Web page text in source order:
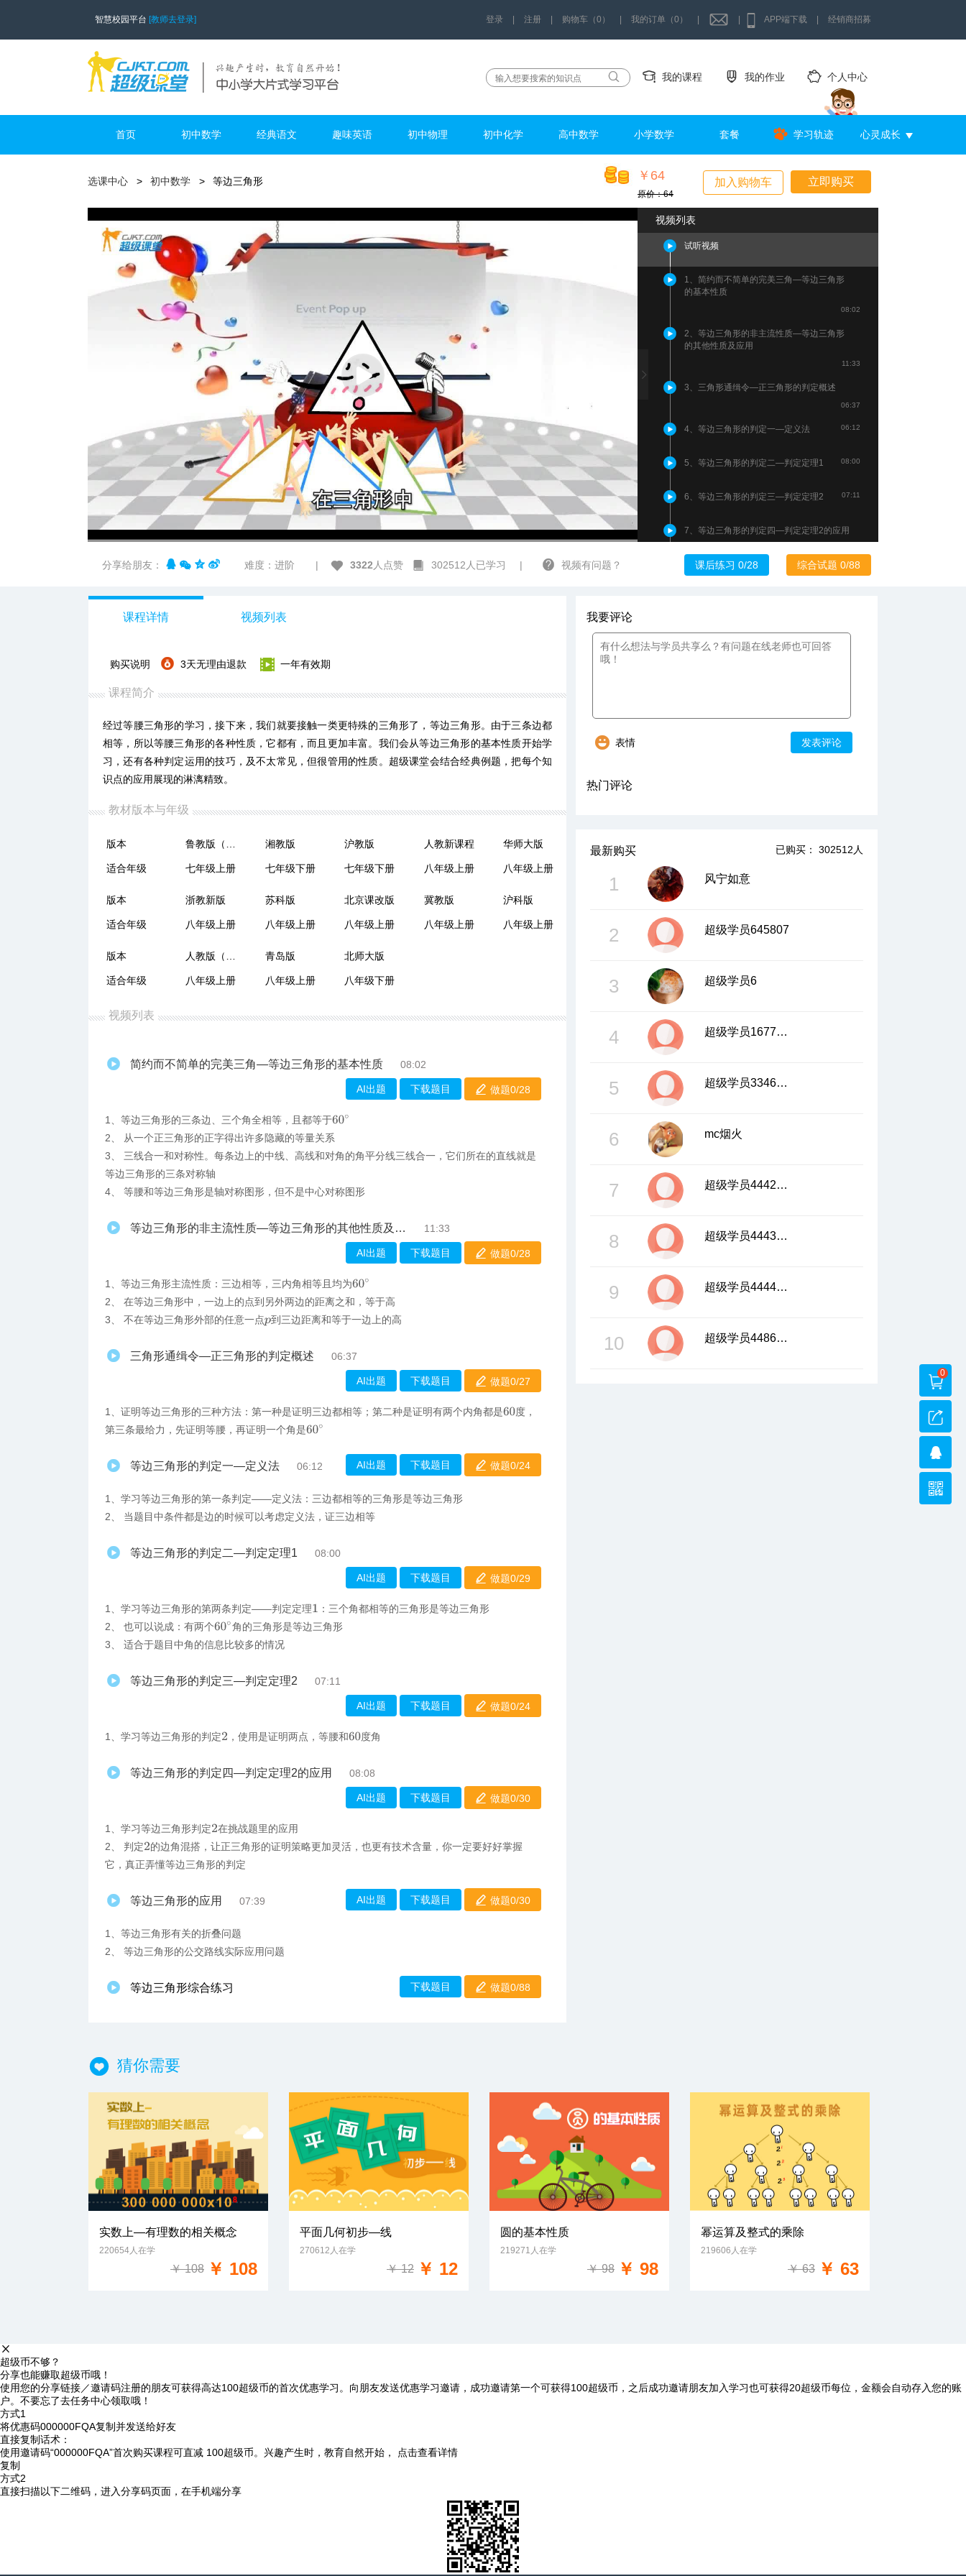
智慧校园平台 [教师去登录] 登录 注册 购物车（0） 我的订单（0） APP端下载 经销商招募
我的课程 我的作业 个人中心
首页 初中数学 经典语文 趣味英语 初中物理 初中化学 高中数学 小学数学 套餐 学习轨迹 心灵成长
立即购买
加入购物车
￥64
原价：64
选课中心 初中数学 等边三角形
h12678
00:00 / 01:38 高清 1x
视频列表
试听视频
1、简约而不简单的完美三角—等边三角形
的基本性质
08:02
2、等边三角形的非主流性质—等边三角形
的其他性质及应用
11:33
3、三角形通缉令—正三角形的判定概述
06:37
4、等边三角形的判定一—定义法 06:12
5、等边三角形的判定二—判定定理1 08:00
6、等边三角形的判定三—判定定理2 07:11
7、等边三角形的判定四—判定定理2的应用
8、等边三角形的应用 07:39
分享给朋友： 难度：进阶 | 3322 人点赞 302512人已学习 | 视频有问题？ 课后练习 0/28 综合试题 0/88
课程详情 视频列表
购买说明 3天无理由退款 一年有效期
课程简介
经过等腰三角形的学习，接下来，我们就要接触一类更特殊的三角形了，等边三角形。由于三条边都
相等，所以等腰三角形的各种性质，它都有，而且更加丰富。我们会从等边三角形的基本性质开始学
习，还有各种判定运用的技巧，及不太常见，但很管用的性质。超级课堂会结合经典例题，把每个知
识点的应用展现的淋漓精致。
教材版本与年级
版本
适合年级 七年级上册
湘教版
七年级下册
沪教版
七年级下册
人教新课程
八年级上册
华师大版
八年级上册
版本
适合年级
浙教新版
八年级上册
苏科版
八年级上册
北京课改版
八年级上册
冀教版
八年级上册
沪科版
八年级上册
版本
适合年级 八年级上册
青岛版
八年级上册
北师大版
八年级下册
视频列表
简约而不简单的完美三角—等边三角形的基本性质 08:02
AI出题 下载题目 做题0/28
1、等边三角形的三条边、三个角全相等，且都等于60∘
2、 从一个正三角形的正字得出许多隐藏的等量关系
3、 三线合一和对称性。每条边上的中线、高线和对角的角平分线三线合一，它们所在的直线就是
等边三角形的三条对称轴
4、 等腰和等边三角形是轴对称图形，但不是中心对称图形
等边三角形的非主流性质—等边三角形的其他性质及应用 11:33
AI出题 下载题目 做题0/28
1、等边三角形主流性质：三边相等，三内角相等且均为60∘
2、 在等边三角形中，一边上的点到另外两边的距离之和，等于高
3、 不在等边三角形外部的任意一点p到三边距离和等于一边上的高
三角形通缉令—正三角形的判定概述 06:37
AI出题 下载题目 做题0/27
1、证明等边三角形的三种方法：第一种是证明三边都相等；第二种是证明有两个内角都是60度，
第三条最给力，先证明等腰，再证明一个角是60∘
等边三角形的判定一—定义法 06:12 AI出题 下载题目 做题0/24
1、学习等边三角形的第一条判定——定义法：三边都相等的三角形是等边三角形
2、 当题目中条件都是边的时候可以考虑定义法，证三边相等
等边三角形的判定二—判定定理1 08:00
AI出题 下载题目 做题0/29
1、学习等边三角形的第两条判定——判定定理1 ：三个角都相等的三角形是等边三角形
2、 也可以说成：有两个60∘角的三角形是等边三角形
3、 适合于题目中角的信息比较多的情况
等边三角形的判定三—判定定理2 07:11
AI出题 下载题目 做题0/24
1、学习等边三角形的判定2 ，使用是证明两点，等腰和60度角
等边三角形的判定四—判定定理2的应用 08:08
AI出题 下载题目 做题0/30
1、学习等边三角形判定2在挑战题里的应用
2、 判定2的边角混搭，让正三角形的证明策略更加灵活，也更有技术含量，你一定要好好掌握
它，真正弄懂等边三角形的判定
等边三角形的应用 07:39 AI出题 下载题目 做题0/30
1、等边三角形有关的折叠问题
2、 等边三角形的公交路线实际应用问题
等边三角形综合练习 下载题目 做题0/88
我要评论
发表评论
表情
热门评论
已购买： 302512人
最新购买
1 风宁如意
2 超级学员645807
3 超级学员6
4 超级学员1677117
5 超级学员3346796
6 mc烟火
7 超级学员4442170
8 超级学员4443011
9 超级学员4444926
10 超级学员4486035
猜你需要
实数上—有理数的相关概念
220654人在学
￥ 108 ￥ 108
平面几何初步—线
270612人在学
￥ 12 ￥ 12
圆的基本性质
219271人在学
￥ 98 ￥ 98
幂运算及整式的乘除
219606人在学
￥ 63 ￥ 63
0
超级币不够？
分享也能赚取超级币哦！
使用您的分享链接／邀请码注册的朋友可获得高达100超级币的首次优惠学习。向朋友发送优惠学习邀请，成功邀请第一个可获得100超级币，之后成功邀请朋友加入学习也可获得20超级币每位，金额会自动存入您的账
户。不要忘了去任务中心领取哦！
方式1
将优惠码000000FQA复制并发送给好友
直接复制话术：
使用邀请码“000000FQA”首次购买课程可直减 100超级币。兴趣产生时，教育自然开始， 点击查看详情
复制
方式2
直接扫描以下二维码，进入分享码页面，在手机端分享